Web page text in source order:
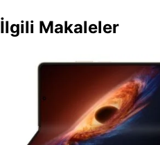
İlgili Makaleler